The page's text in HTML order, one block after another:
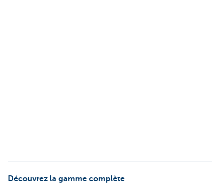
Découvrez la gamme complète